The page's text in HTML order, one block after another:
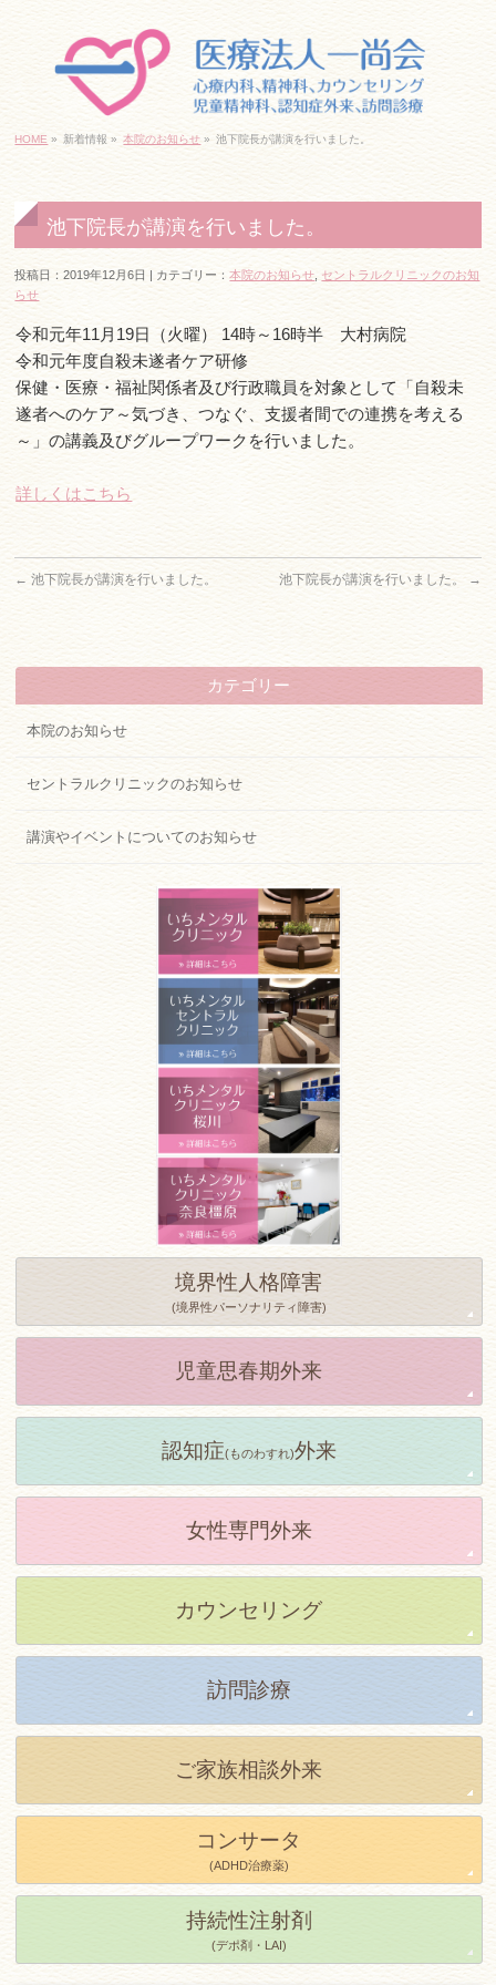
｢日本橋駅」10番出口すぐ
06-6645-7830
ネットでご予約・お問い合わせ
｢日本橋駅」6番出口すぐ
06-6213-7830
ネットでご予約・お問い合わせ
千日前線｢桜川駅」すぐ
ネットでご予約・お問い合わせ
近鉄「大和八木」駅北口すぐ
0744-48-0635
ネットでご予約・お問い合わせ
HOME » 新着情報 » 本院のお知らせ » 池下院長が講演を行いました。
池下院長が講演を行いました。
投稿日：2019年12月6日 | カテゴリー：本院のお知らせ セントラルクリニックのお知
らせ
令和元年11月19日（火曜） 14時～16時半 大村病院
令和元年度自殺未遂者ケア研修
保健・医療・福祉関係者及び行政職員を対象として「自殺未
遂者へのケア～気づき、つなぐ、支援者間での連携を考える
～」の講義及びグループワークを行いました。
詳しくはこちら
← 池下院長が講演を行いました。 池下院長が講演を行いました。 →
カテゴリー
本院のお知らせ
セントラルクリニックのお知らせ
講演やイベントについてのお知らせ
境界性人格障害
(境界性パーソナリティ障害)
児童思春期外来
認知症(ものわすれ)外来
女性専門外来
カウンセリング
訪問診療
ご家族相談外来
コンサータ
(ADHD治療薬)
持続性注射剤
(デポ剤・LAI)